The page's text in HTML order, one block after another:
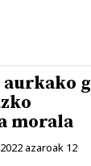
morala
2022 azaroak 12